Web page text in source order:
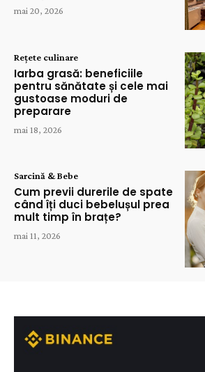
mai 20, 2026
Rețete culinare
Iarba grasă: beneficiile
pentru sănătate și cele mai
gustoase moduri de
preparare
mai 18, 2026
Sarcină & Bebe
Cum previi durerile de spate
când îți duci bebelușul prea
mult timp în brațe?
mai 11, 2026